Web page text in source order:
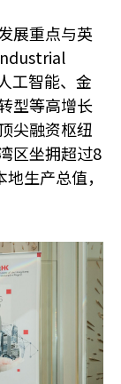
展重点与英
工智能、金
型等高增长
尖融资枢纽
区坐拥超过8
生产总值，